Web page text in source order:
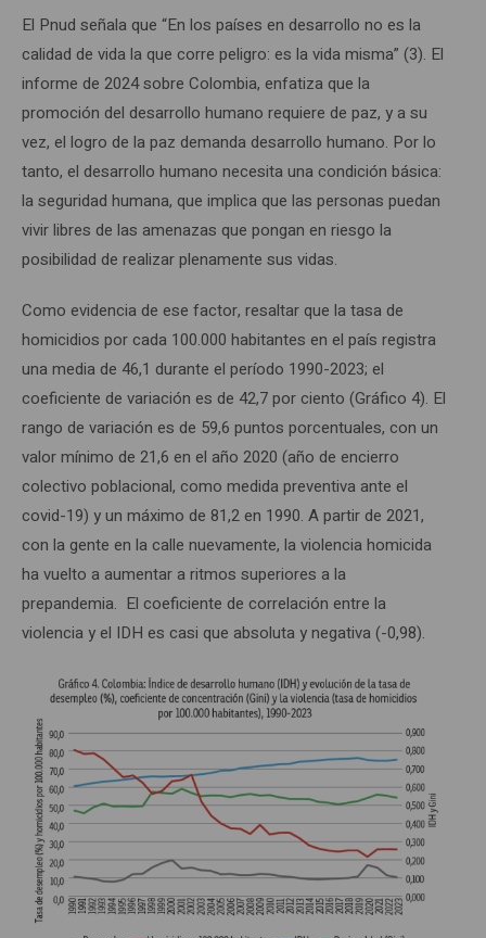
El Pnud señala que “En los países en desarrollo no es la
calidad de vida la que corre peligro: es la vida misma” (3). El
informe de 2024 sobre Colombia, enfatiza que la
promoción del desarrollo humano requiere de paz, y a su
vez, el logro de la paz demanda desarrollo humano. Por lo
tanto, el desarrollo humano necesita una condición básica:
la seguridad humana, que implica que las personas puedan
vivir libres de las amenazas que pongan en riesgo la
posibilidad de realizar plenamente sus vidas.
Como evidencia de ese factor, resaltar que la tasa de
homicidios por cada 100.000 habitantes en el país registra
una media de 46,1 durante el período 1990-2023; el
coeficiente de variación es de 42,7 por ciento (Gráfico 4). El
rango de variación es de 59,6 puntos porcentuales, con un
valor mínimo de 21,6 en el año 2020 (año de encierro
colectivo poblacional, como medida preventiva ante el
covid-19) y un máximo de 81,2 en 1990. A partir de 2021,
con la gente en la calle nuevamente, la violencia homicida
ha vuelto a aumentar a ritmos superiores a la
prepandemia. El coeficiente de correlación entre la
violencia y el IDH es casi que absoluta y negativa (-0,98).